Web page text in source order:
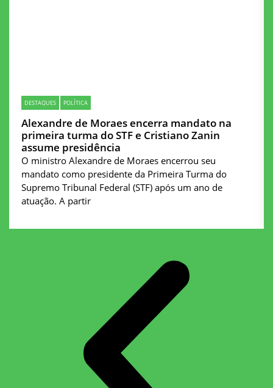
DESTAQUES POLÍTICA
Alexandre de Moraes encerra mandato na
primeira turma do STF e Cristiano Zanin
assume presidência
O ministro Alexandre de Moraes encerrou seu
mandato como presidente da Primeira Turma do
Supremo Tribunal Federal (STF) após um ano de
atuação. A partir